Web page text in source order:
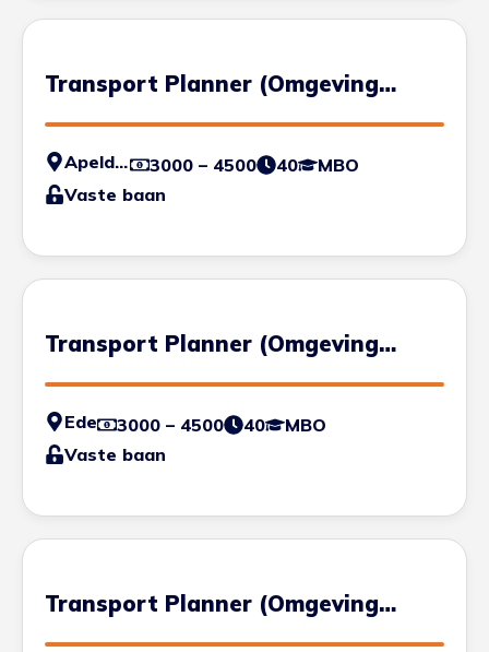
Transport Planner (Omgeving
Apeldoorn)
Apeldoorn 3000 – 4500 40
MBO
Vaste baan
Transport Planner (Omgeving
Ede)
Ede 3000 – 4500 40
MBO
Vaste baan
Transport Planner (Omgeving
Tiel)